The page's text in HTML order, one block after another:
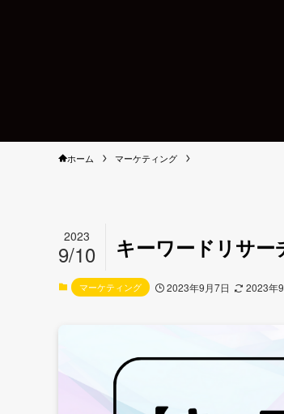
ホーム マーケティング
キーワードリサ
2023
9/10
マーケティング 2023年9月7日 2023年